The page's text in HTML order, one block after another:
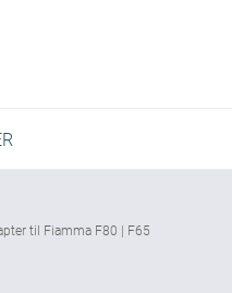
til Fiamma F80 | F65